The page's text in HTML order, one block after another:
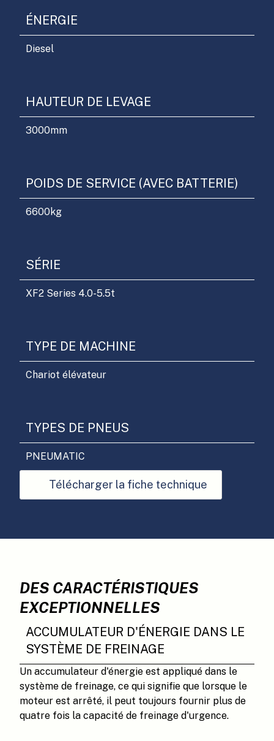
ÉNERGIE
Diesel
HAUTEUR DE LEVAGE
3000mm
POIDS DE SERVICE (AVEC BATTERIE)
6600kg
SÉRIE
XF2 Series 4.0-5.5t
TYPE DE MACHINE
Chariot élévateur
TYPES DE PNEUS
PNEUMATIC
Télécharger la fiche technique
DES CARACTÉRISTIQUES
EXCEPTIONNELLES
ACCUMULATEUR D'ÉNERGIE DANS LE
SYSTÈME DE FREINAGE
Un accumulateur d'énergie est appliqué dans le
système de freinage, ce qui signifie que lorsque le
moteur est arrêté, il peut toujours fournir plus de
quatre fois la capacité de freinage d'urgence.